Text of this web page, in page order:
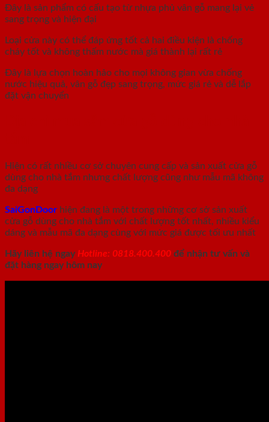
Đây là sản phẩm có cấu tạo từ nhựa phủ vân gỗ mang lại vẻ
sang trọng và hiện đại
Loại cửa này có thể đáp ứng tốt cả hai điều kiện là chống
cháy tốt và không thấm nước mà giá thành lại rất rẻ
Đây là lựa chọn hoàn hảo cho mọi không gian vừa chống
nước hiệu quả, vân gỗ đẹp sang trọng, mức giá rẻ và dễ lắp
đặt vận chuyển
Hiện có rất nhiều cơ sở chuyên cung cấp và sản xuất cửa gỗ
dùng cho nhà tắm nhưng chất lượng cũng như mẫu mã không
đa dạng
SaiGonDoor hiện đang là một trong những cơ sở sản xuất
cửa gỗ dùng cho nhà tắm với chất lượng tốt nhất, nhiều kiểu
dáng và mẫu mã đa dạng cùng với mức giá được tối ưu nhất
Hãy liên hệ ngay Hotline: 0818.400.400 để nhận tư vấn và
đặt hàng ngay hôm nay